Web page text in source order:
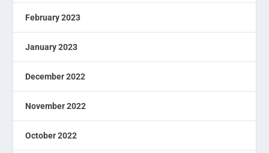
February 2023
January 2023
December 2022
November 2022
October 2022